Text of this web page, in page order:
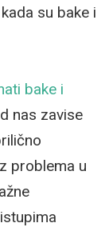
su bake i
bake i
nas zavise
problema u